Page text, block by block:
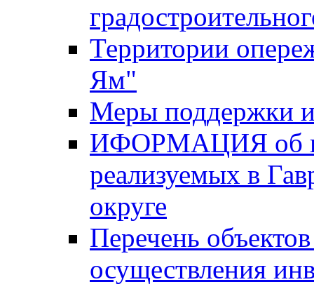
Территории
Ям"
Меры поддержки
ИФОРМАЦИЯ об
реализуемых в
округе
Перечень
осуществления